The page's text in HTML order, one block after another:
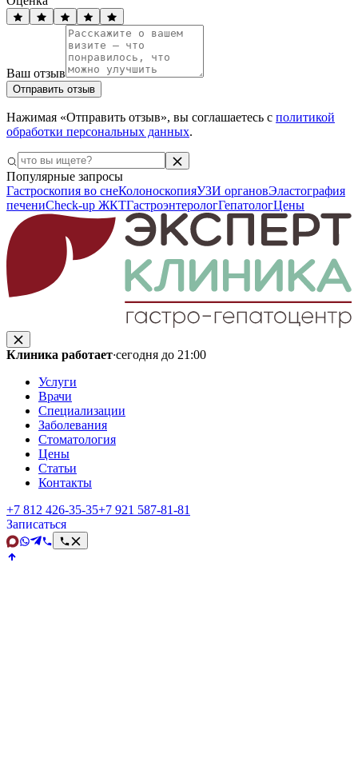
Ваш отзыв
Отправить отзыв
Нажимая «Отправить отзыв», вы соглашаетесь с политикой
обработки персональных данных.
Популярные запросы
Гастроскопия во снеКолоноскопияУЗИ органовЭластография
печениCheck-up ЖКТГастроэнтерологГепатологЦены
Клиника работает·сегодня до 21:00
Услуги
Врачи
Специализации
Заболевания
Стоматология
Цены
Статьи
Контакты
+7 812 426‑35‑35+7 921 587‑81‑81
Записаться